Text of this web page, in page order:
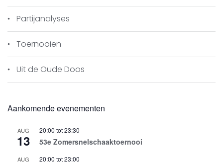
Piet Thijssen (foto Frans Peeters)
Partijanalyses
Toernooien
Uit de Oude Doos
Aankomende evenementen
AUG
13
20:00 tot23:30
53e Zomersnelschaaktoernooi
AUG 20:00 tot23:00